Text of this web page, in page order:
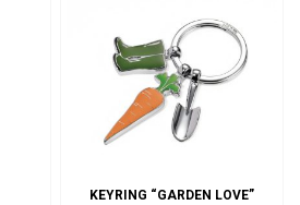
KEYRING “GARDEN LOVE”